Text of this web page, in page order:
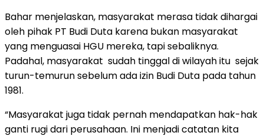
Bahar menjelaskan, masyarakat merasa tidak dihargai
oleh pihak PT Budi Duta karena bukan masyarakat
yang menguasai HGU mereka, tapi sebaliknya.
Padahal, masyarakat sudah tinggal di wilayah itu sejak
turun-temurun sebelum ada izin Budi Duta pada tahun
1981.
“Masyarakat juga tidak pernah mendapatkan hak-hak
ganti rugi dari perusahaan. Ini menjadi catatan kita